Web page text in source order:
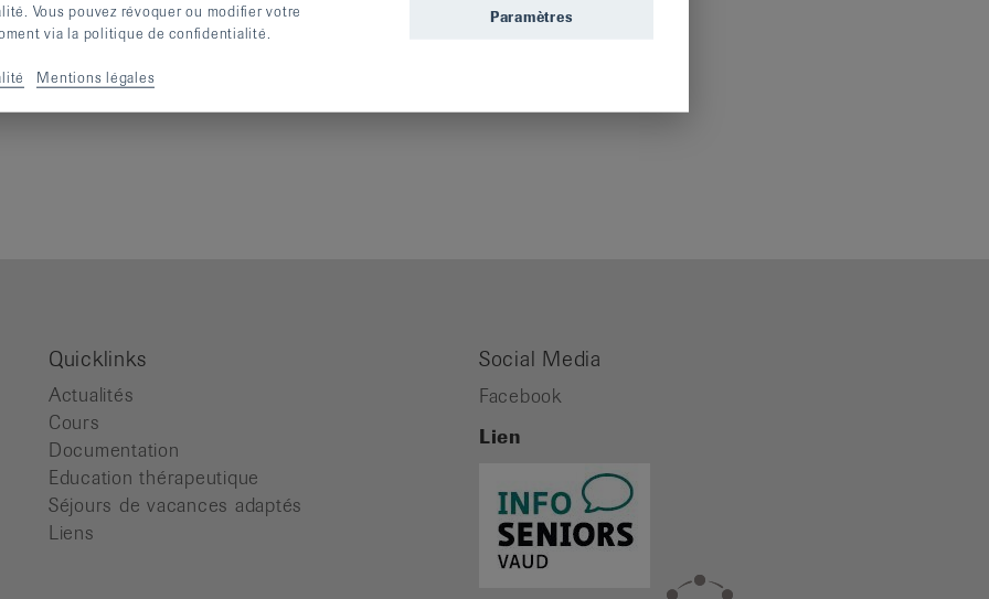
vous entraînez la force, l’équilibre et la dynamique et
Quicklinks
Actualités
Cours
Documentation
Education thérapeutique
Séjours de vacances adaptés
Liens
Social Media
Facebook
Lien
Vous pouvez révoquer ou modifier votre
via la politique de confidentialité.
Mentions légales
Paramètres